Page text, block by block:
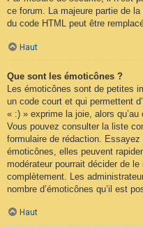
ce forum. La majeure partie de
du code HTML peut être
Haut
Que sont les émoticônes ?
Les émoticônes sont de petites
un code court et qui permettent
« :) » exprime la joie, alors
Vous pouvez consulter la liste
formulaire de rédaction.
émoticônes, elles peuvent
modérateur pourrait décider de
complètement. Les
nombre d’émoticônes qu’il est
Haut